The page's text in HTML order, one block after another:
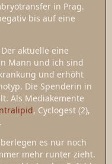
in Prag.
bis auf eine
aktuelle eine
Mann und ich sind
und erhöht
Die Spenderin in
Als Mediakemente
, Cyclogest (2),
es nur noch
mehr runter zieht.